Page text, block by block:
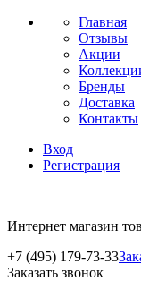
Главная
Отзывы
Акции
Бренды
Доставка
Контакты
Вход
Регистрация
Интернет магазин
+7 (495) 179-73-33
Заказать звонок